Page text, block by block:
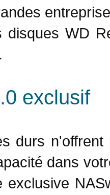
disques WD
exclusif
durs
dans
exclusive